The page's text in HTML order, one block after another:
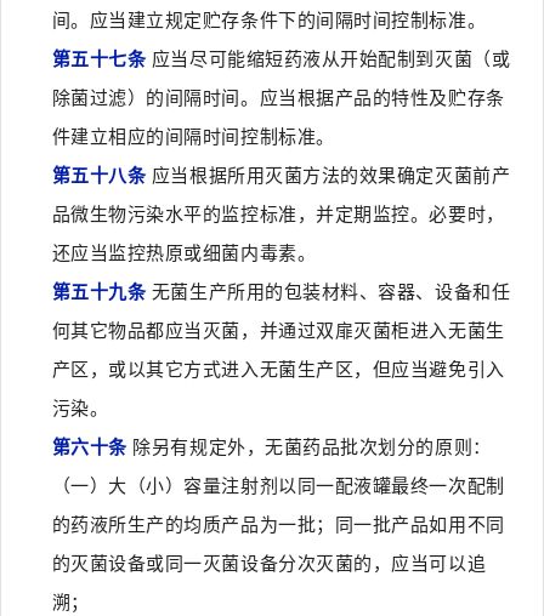
间。应当建立规定贮存条件下的间隔时间控制标准。
第五十七条应当尽可能缩短药液从开始配制到灭菌（或
除菌过滤）的间隔时间。应当根据产品的特性及贮存条
件建立相应的间隔时间控制标准。
第五十八条应当根据所用灭菌方法的效果确定灭菌前产
品微生物污染水平的监控标准，并定期监控。必要时，
还应当监控热原或细菌内毒素。
第五十九条无菌生产所用的包装材料、容器、设备和任
何其它物品都应当灭菌，并通过双扉灭菌柜进入无菌生
产区，或以其它方式进入无菌生产区，但应当避免引入
污染。
第六十条除另有规定外，无菌药品批次划分的原则：
（一）大（小）容量注射剂以同一配液罐最终一次配制
的药液所生产的均质产品为一批；同一批产品如用不同
的灭菌设备或同一灭菌设备分次灭菌的，应当可以追
溯；